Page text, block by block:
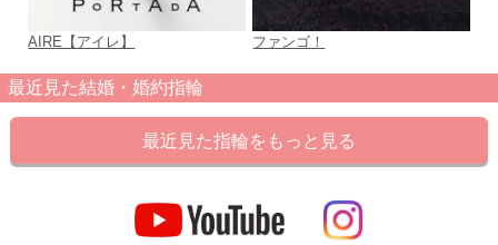
AIRE【アイレ】 ファンゴ！
最近見た結婚・婚約指輪
最近見た指輪をもっと見る